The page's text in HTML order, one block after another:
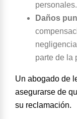
personales.
Daños
parte de la
Un abogado de
asegurarse de
su reclamación.